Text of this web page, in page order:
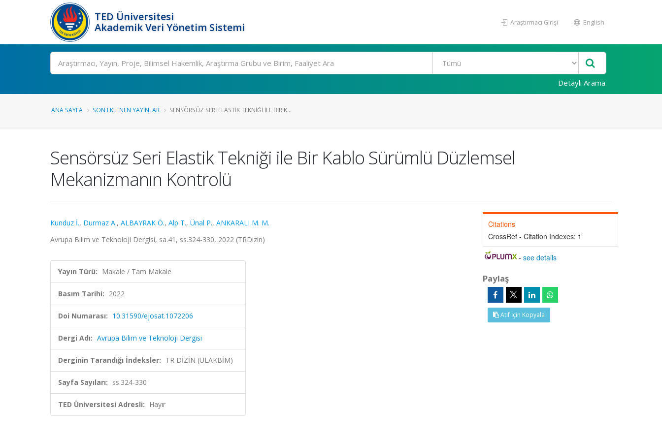
TED Üniversitesi
Akademik Veri Yönetim Sistemi
Araştırmacı Girişi English
Ara
Detaylı Arama
ANA SAYFA SON EKLENEN YAYINLAR SENSÖRSÜZ SERI ELASTIK TEKNIĞI ILE BIR K...
Sensörsüz Seri Elastik Tekniği ile Bir Kablo Sürümlü Düzlemsel
Mekanizmanın Kontrolü
Kunduz İ., Durmaz A., ALBAYRAK Ö., Alp T., Ünal P., ANKARALI M. M.
Avrupa Bilim ve Teknoloji Dergisi, sa.41, ss.324-330, 2022 (TRDizin)
Yayın Türü: Makale / Tam Makale
Basım Tarihi: 2022
Doi Numarası: 10.31590/ejosat.1072206
Dergi Adı: Avrupa Bilim ve Teknoloji Dergisi
Derginin Tarandığı İndeksler: TR DİZİN (ULAKBİM)
Sayfa Sayıları: ss.324-330
TED Üniversitesi Adresli: Hayır
Citations
CrossRef - Citation Indexes: 1
-see details
Paylaş
Atıf İçin Kopyala